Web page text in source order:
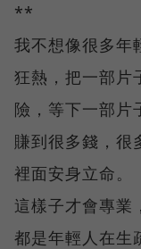
**
我不想像很多年
狂熱，把一部片
險，等下一部片
賺到很多錢，很
裡面安身立命。
這樣子才會專業
都是年輕人在生